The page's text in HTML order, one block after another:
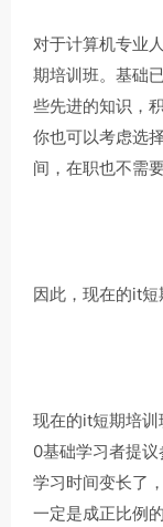
对于计算机专业
期培训班。基础
些先进的知识，
你也可以考虑选
间，在职也不需
因此，现在的it短
现在的it短期培
0基础学习者提
学习时间变长了
一定是成正比例的